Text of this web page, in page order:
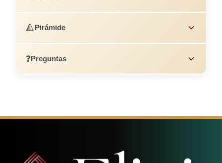
🔺Pirámide
❓Preguntas